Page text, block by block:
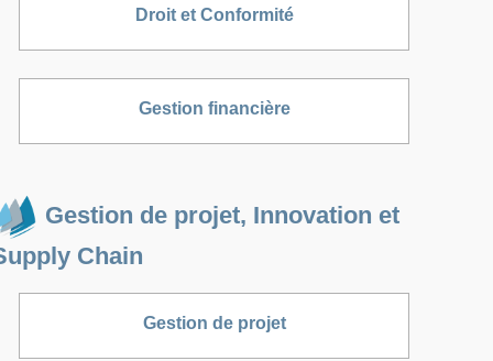
Droit et Conformité
Gestion financière
Gestion de projet, Innovation et
Chain
Gestion de projet